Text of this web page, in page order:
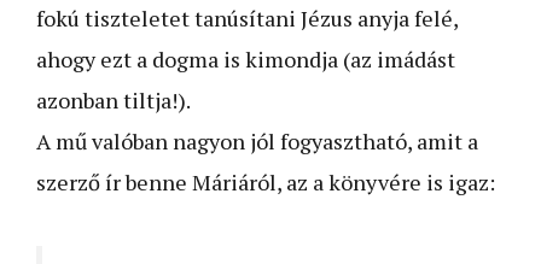
fokú tiszteletet tanúsítani Jézus anyja felé,
ahogy ezt a dogma is kimondja (az imádást
azonban tiltja!).
A mű valóban nagyon jól fogyasztható, amit a
szerző ír benne Máriáról, az a könyvére is igaz: